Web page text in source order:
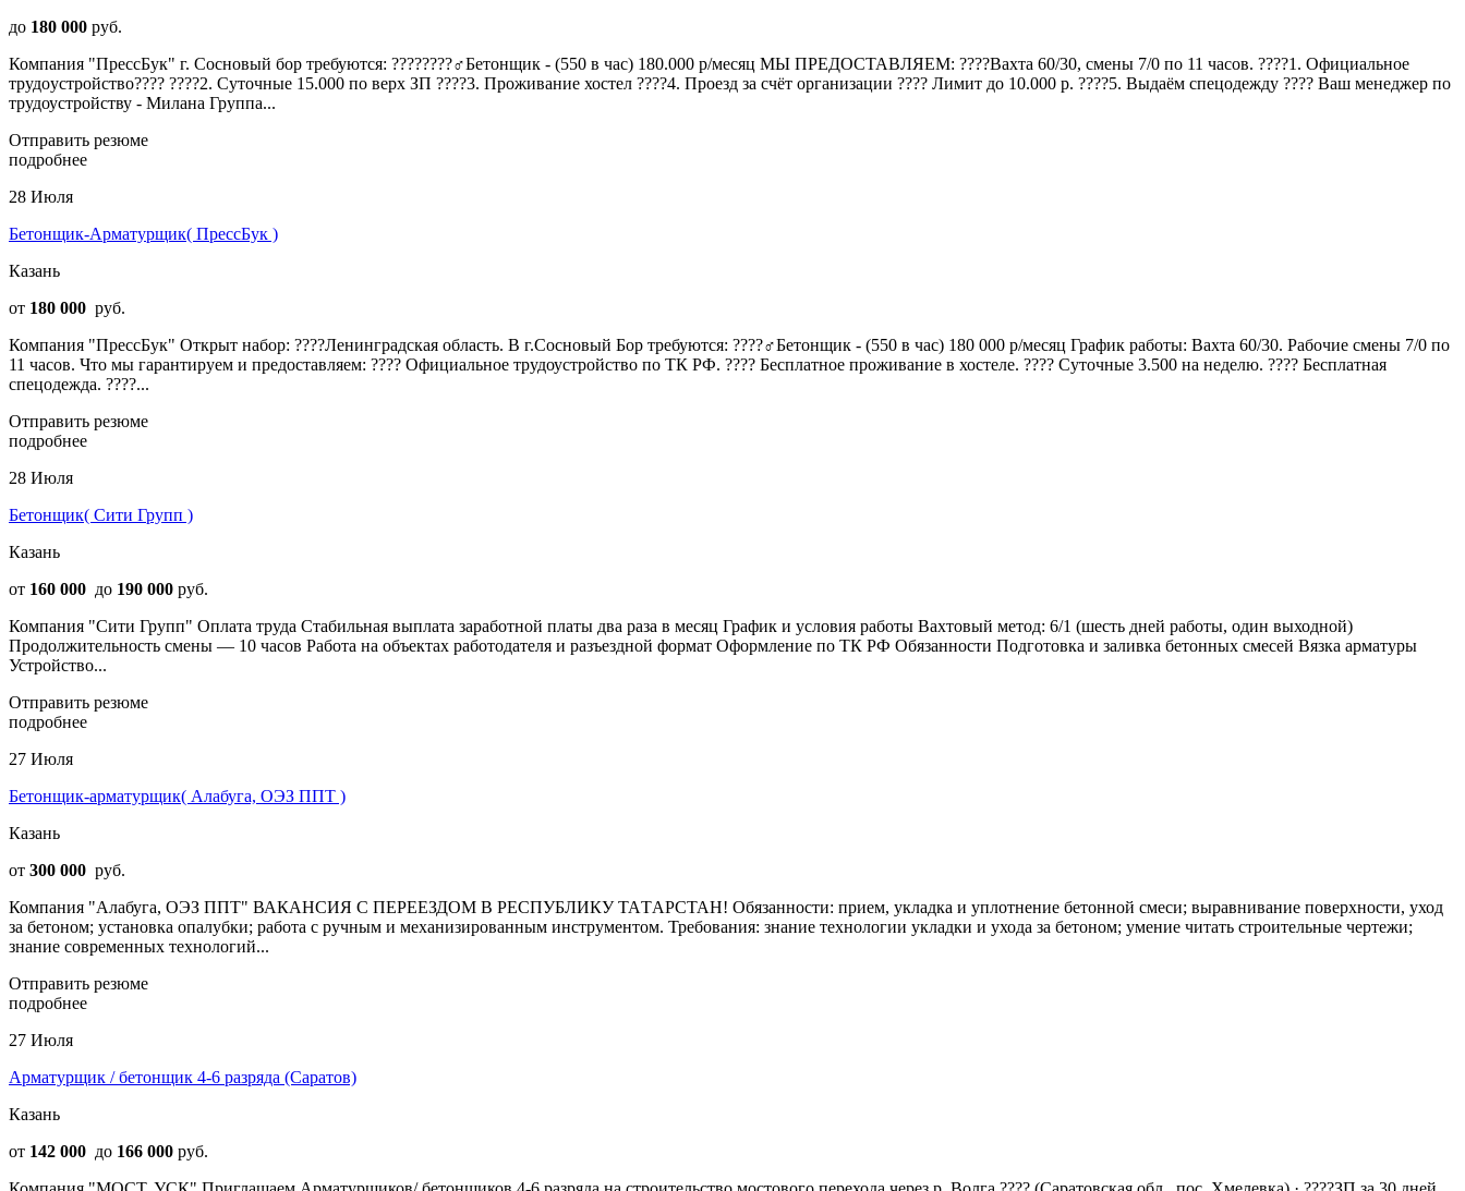
до 180 000 руб.
Компания "ПрессБук" г. Сосновый бор требуются: ????????‍♂Бетонщик - (550 в час) 180.000 р/месяц МЫ ПPЕДОCТАBЛЯEM: ????Ваxтa 60/30, cмeны 7/0 по 11 часов. ????1. Oфициaльнoe
тpудoуcтрoйство???? ????2. Суточные 15.000 по верх ЗП ????3. Проживание хостел ????4. Проезд за счёт организации ???? Лимит до 10.000 р. ????5. Выдаём спецодежду ???? Ваш менеджер по
трудоустройству - Милана Группа...
Отправить резюме
подробнее
28 Июля
Бетонщик-Арматурщик( ПрессБук )
Казань
от 180 000 руб.
Компания "ПрессБук" Открыт набор: ????Ленинградская область. В г.Сосновый Бор требуются: ????‍♂️Бетонщик - (550 в час) 180 000 р/месяц График работы: Вахта 60/30. Рабочие смены 7/0 по
11 часов. Что мы гарантируем и предоставляем: ???? Официальное трудоустройство по ТК РФ. ???? Бесплатное проживание в хостеле. ????️ Суточные 3.500 на неделю. ???? Бесплатная
спецодежда. ????...
Отправить резюме
подробнее
28 Июля
Бетонщик( Сити Групп )
Казань
от 160 000 до 190 000 руб.
Компания "Сити Групп" Оплата труда Стабильная выплата заработной платы два раза в месяц График и условия работы Вахтовый метод: 6/1 (шесть дней работы, один выходной)
Продолжительность смены — 10 часов Работа на объектах работодателя и разъездной формат Оформление по ТК РФ Обязанности Подготовка и заливка бетонных смесей Вязка арматуры
Устройство...
Отправить резюме
подробнее
27 Июля
Бетонщик-арматурщик( Алабуга, ОЭЗ ППТ )
Казань
от 300 000 руб.
Компания "Алабуга, ОЭЗ ППТ" ВАКAHCИЯ С ПЕРЕЕЗДОM В PЕСПУБЛИКУ ТАTАPСTAH! Обязанности: прием, укладка и уплотнение бетонной смеси; выравнивание поверхности, уход
за бетоном; установка опалубки; работа с ручным и механизированным инструментом. Требования: знание технологии укладки и ухода за бетоном; умение читать строительные чертежи;
знание современных технологий...
Отправить резюме
подробнее
27 Июля
Арматурщик / бетонщик 4-6 разряда (Саратов)
Казань
от 142 000 до 166 000 руб.